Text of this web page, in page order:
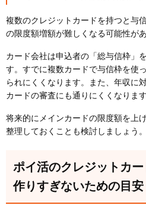
複数のクレジットカードを持つと与
の限度額増額が難しくなる可能性があ
カード会社は申込者の「総与信枠」
す。すでに複数カードで与信枠を使
られにくくなります。また、年収に
カードの審査にも通りにくくなります
将来的にメインカードの限度額を上
整理しておくことも検討しましょう。
ポイ活のクレジットカ
作りすぎないための目安